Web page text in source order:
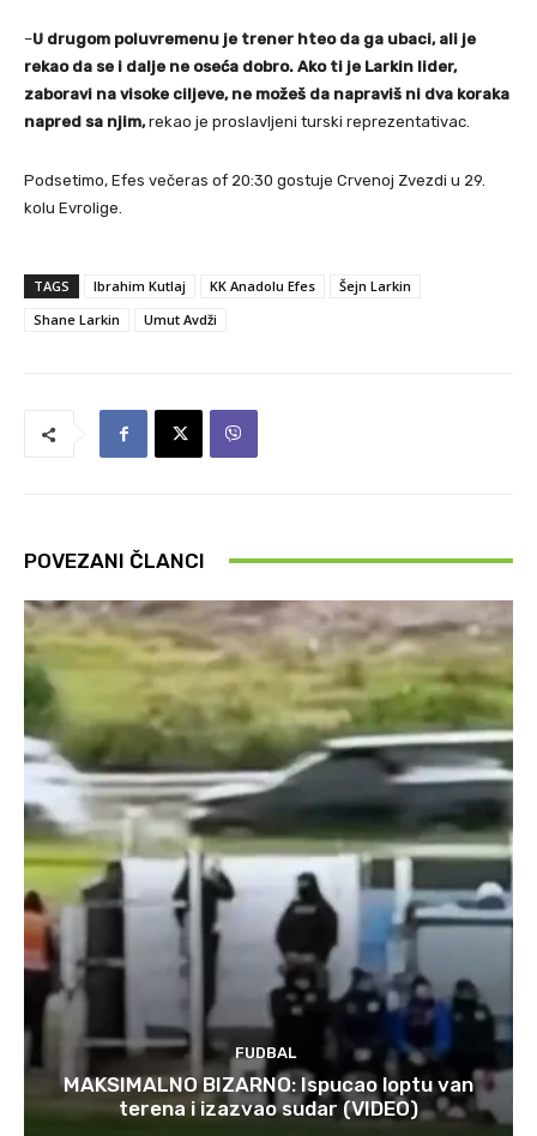
–U drugom poluvremenu je trener hteo da ga ubaci, ali je
rekao da se i dalje ne oseća dobro. Ako ti je Larkin lider,
zaboravi na visoke ciljeve, ne možeš da napraviš ni dva koraka
napred sa njim,rekao je proslavljeni turski reprezentativac.
Podsetimo, Efes večeras of 20:30 gostuje Crvenoj Zvezdi u 29.
kolu Evrolige.
TAGS Ibrahim Kutlaj KK Anadolu Efes
Šejn Larkin
Shane Larkin
Umut Avdži
POVEZANI ČLANCI
FUDBAL
MAKSIMALNO BIZARNO: Ispucao loptu van
terena i izazvao sudar (VIDEO)